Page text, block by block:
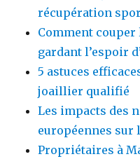
récupération
Comment
gardant l’espoir
5 astuces
joaillier qualifié
Les impacts des
européennes sur
Propriétaires à